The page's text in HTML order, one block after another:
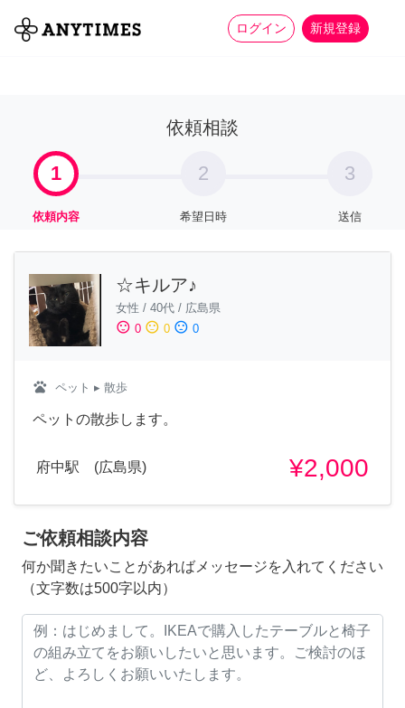
ログイン 新規登録
全て 家事 more_horiz
依頼相談
1
依頼内容
2
希望日時
3
送信
☆キルア♪
女性 / 40代 / 広島県
sentiment_satisfied 0 sentiment_neutral 0 sentiment_dissatisfied 0
pets ペット ▸ 散歩
ペットの散歩します。
府中駅 (広島県) ¥2,000
ご依頼相談内容
何か聞きたいことがあればメッセージを入れてください
（文字数は500字以内）